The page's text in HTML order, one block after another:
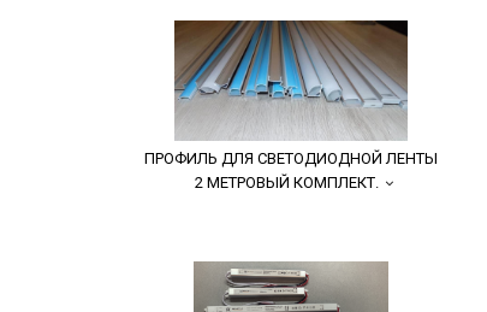
ПРОФИЛЬ ДЛЯ СВЕТОДИОДНОЙ ЛЕНТЫ
2 МЕТРОВЫЙ КОМПЛЕКТ.